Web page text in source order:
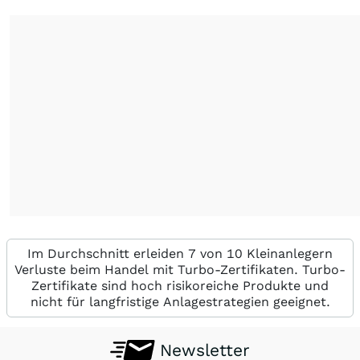
Im Durchschnitt erleiden 7 von 10 Kleinanlegern
Verluste beim Handel mit Turbo-Zertifikaten. Turbo-
Zertifikate sind hoch risikoreiche Produkte und
nicht für langfristige Anlagestrategien geeignet.
Newsletter